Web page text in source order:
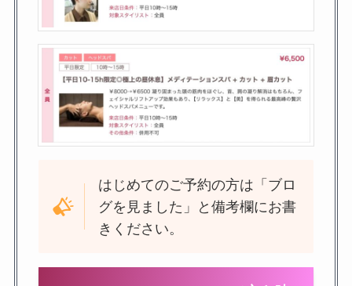
はじめてのご予約の方は「ブロ
グを見ました」と備考欄にお書
きください。